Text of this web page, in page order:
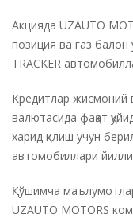
Акцияда UZAUTO
позиция ва газ балон
TRACKER
Кредитлар жисмоний
валютасида фақат
харид қилиш учун
автомобиллари
Қўшимча
UZAUTO MOTORS